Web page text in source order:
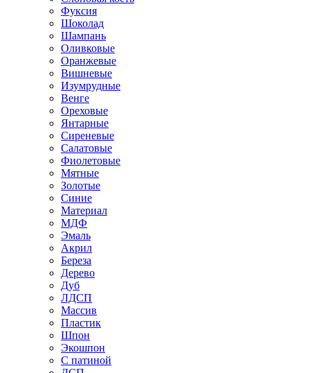
Фуксия
Шоколад
Шампань
Оливковые
Оранжевые
Вишневые
Изумрудные
Венге
Ореховые
Янтарные
Сиреневые
Салатовые
Фиолетовые
Мятные
Золотые
Синие
Материал
МДФ
Эмаль
Акрил
Береза
Дерево
Дуб
ЛДСП
Массив
Пластик
Шпон
Экошпон
С патиной